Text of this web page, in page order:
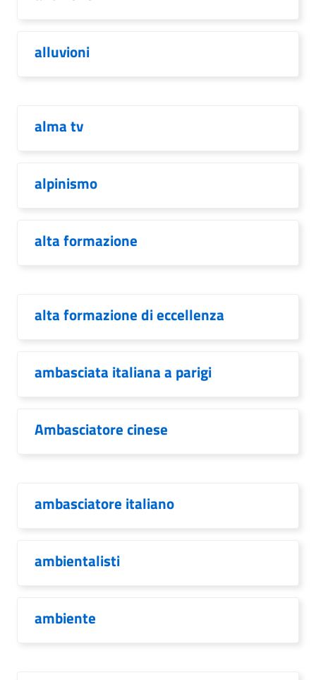
alluvioni
alma tv
alpinismo
alta formazione
alta formazione di eccellenza
ambasciata italiana a parigi
Ambasciatore cinese
ambasciatore italiano
ambientalisti
ambiente